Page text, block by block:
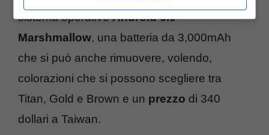
sistema operativoAndroid 6.0
Marshmallow, una batteria da 3,000mAh
che si può anche rimuovere, volendo,
colorazioni che si possono scegliere tra
Titan, Gold e Brown e un prezzo di 340
dollari a Taiwan.